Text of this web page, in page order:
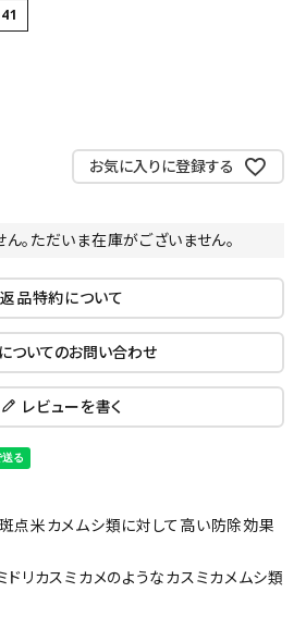
お気に入りに登録する
。ただいま在庫がございません。
返品特約について
ついてのお問い合わせ
レビューを書く
点米カメムシ類に対して高い防除効果
ドリカスミカメのようなカスミカメムシ類